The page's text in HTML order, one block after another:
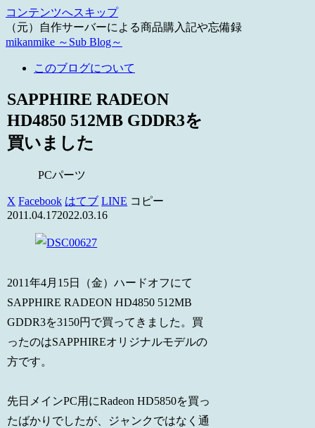
コンテンツへスキップ
（元）自作サーバーによる商品購入記や忘備録
mikanmike ～Sub Blog～
このブログについて
SAPPHIRE RADEON
HD4850 512MB GDDR3を
買いました
PCパーツ
X Facebook はてブ LINE コピー
2011.04.172022.03.16
2011年4月15日（金）ハードオフにて
SAPPHIRE RADEON HD4850 512MB
GDDR3を3150円で買ってきました。買
ったのはSAPPHIREオリジナルモデルの
方です。
先日メインPC用にRadeon HD5850を買っ
たばかりでしたが、ジャンクではなく通